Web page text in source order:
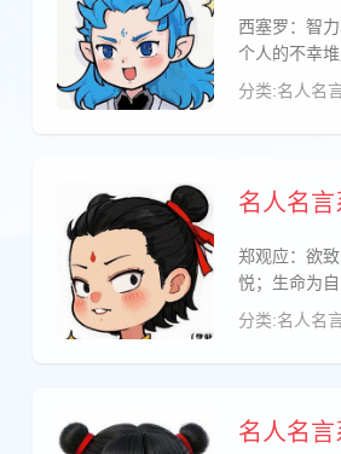
西塞罗：智
个人的不幸
分类:名人名
名人名
郑观应：欲
悦；生命为
分类:名人名
名人名